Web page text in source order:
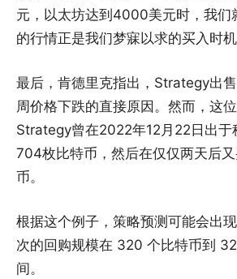
元，以太坊达到4000美元时，我们
的行情正是我们梦寐以求的买入时
最后，肯德里克指出，Strategy出
周价格下跌的直接原因。然而，这
Strategy曾在2022年12月22日出于
704枚比特币，然后在仅仅两天后
币。
根据这个例子，策略预测可能会出
次的回购规模在 320 个比特币到
间。